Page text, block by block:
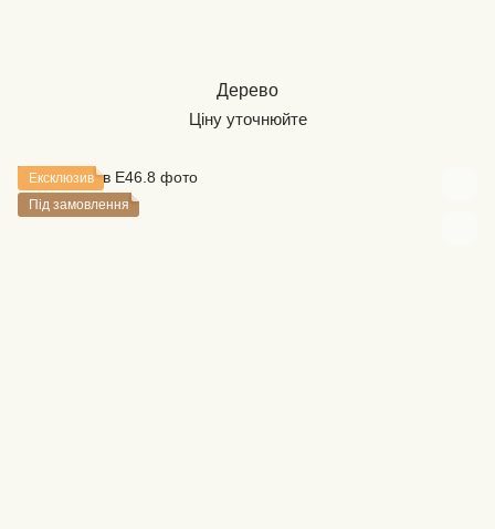
Дерево
Ціну уточнюйте
Ексклюзив
Під замовлення